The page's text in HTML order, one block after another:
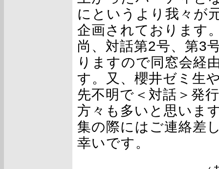
にというより我々が
企画されております
尚、対話第2号、第3
りますので同窓会経
す。又、櫻井ゼミ生
先不明で＜対話＞発
方々も多いと思いま
集の際にはご連絡差
幸いです。